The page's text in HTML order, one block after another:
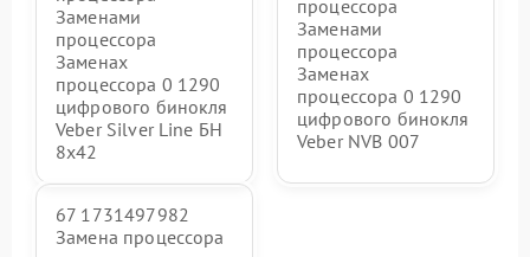
Заменами
процессора
Заменах
процессора 0 1290
цифрового бинокля
Veber Silver Line БН
8x42
процессора
Заменами
процессора
Заменах
процессора 0 1290
цифрового бинокля
Veber NVB 007
67 1731497982
Замена процессора